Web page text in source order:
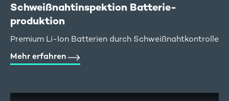
Schweißnaht­inspektion Batterie­
produktion
Premium Li-Ion Batterien durch Schweißnahtkontrolle
Mehr erfahren